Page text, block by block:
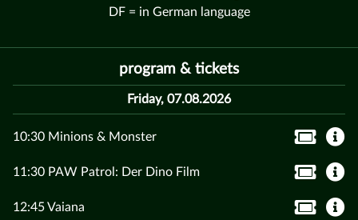
DF = in German language
program & tickets
Friday, 07.08.2026
10:30 Minions & Monster
11:30 PAW Patrol: Der Dino Film
12:45 Vaiana